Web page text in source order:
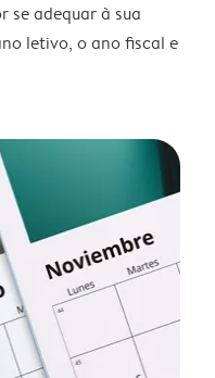
se adequar à sua
letivo, o ano fiscal e